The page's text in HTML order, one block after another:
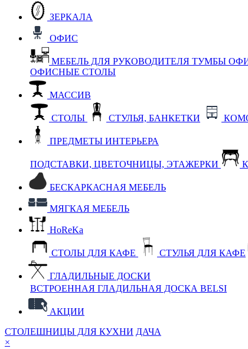
ЗЕРКАЛА
ОФИС
МЕБЕЛЬ ДЛЯ РУКОВОДИТЕЛЯ ТУМБЫ
ОФИСНЫЕ СТОЛЫ
МАССИВ
СТОЛЫ СТУЛЬЯ, БАНКЕТКИ
ПРЕДМЕТЫ ИНТЕРЬЕРА
ПОДСТАВКИ, ЦВЕТОЧНИЦЫ, ЭТАЖЕРКИ
БЕСКАРКАСНАЯ МЕБЕЛЬ
МЯГКАЯ МЕБЕЛЬ
HoReKa
СТОЛЫ ДЛЯ КАФЕ СТУЛЬЯ ДЛЯ КАФЕ
ГЛАДИЛЬНЫЕ ДОСКИ
ВСТРОЕННАЯ ГЛАДИЛЬНАЯ ДОСКА BELSI
АКЦИИ
СТОЛЕШНИЦЫ ДЛЯ КУХНИ ДАЧА
×